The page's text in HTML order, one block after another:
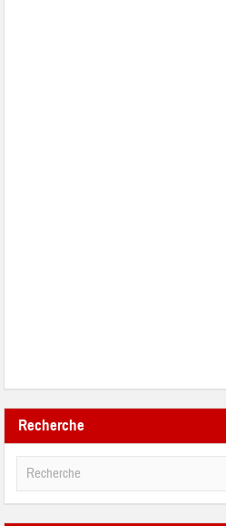
Recherche